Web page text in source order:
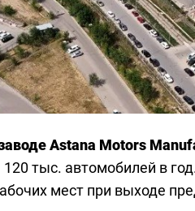
Astana Motors
тыс. автомобилей в
мест при выходе